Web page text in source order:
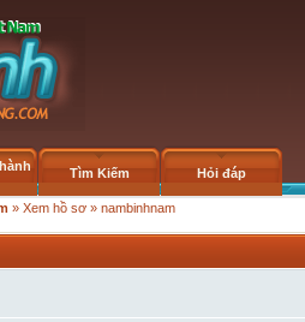
Tìm Kiếm Hỏi đáp
» Xem hồ sơ » nambinhnam